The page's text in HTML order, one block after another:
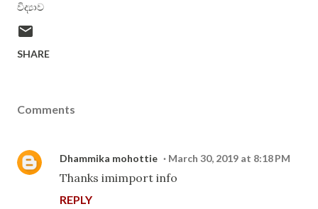
විද්‍යාව
SHARE
Comments
Dhammika mohottie March 30, 2019 at 8:18 PM
Thanks imimport info
REPLY